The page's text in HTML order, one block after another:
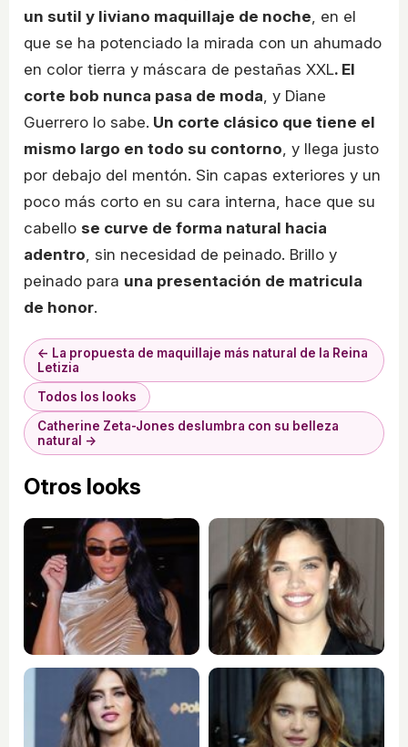
un sutil y liviano maquillaje de noche, en el
que se ha potenciado la mirada con un ahumado
en color tierra y máscara de pestañas XXL. El
corte bob nunca pasa de moda, y Diane
Guerrero lo sabe. Un corte clásico que tiene el
mismo largo en todo su contorno, y llega justo
por debajo del mentón. Sin capas exteriores y un
poco más corto en su cara interna, hace que su
cabello se curve de forma natural hacia
adentro, sin necesidad de peinado. Brillo y
peinado para una presentación de matricula
de honor.
← La propuesta de maquillaje más natural de la Reina
Letizia
Todos los looks
Catherine Zeta-Jones deslumbra con su belleza
natural →
Otros looks